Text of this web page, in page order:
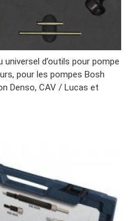
d’outils pour pompe
pour les pompes Bosh
Denso, CAV / Lucas et